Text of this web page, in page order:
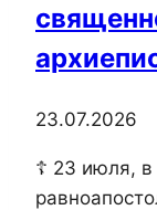
23.07.2026
☦️ 23 июля, в